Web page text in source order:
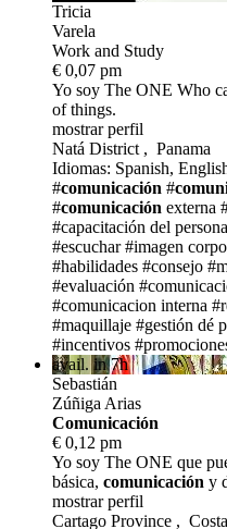
Tricia
Varela
Work and Study
€ 0,07 pm
Yo soy The ONE Who
of things.
mostrar perfil
Natá District , Panama
Idiomas: Spanish,
#comunicación #
#comunicación externa
#capacitación del
#escuchar #imagen
#habilidades #consejo
#evaluación
#comunicacion interna
#maquillaje #gestión dé
#incentivos
avail. in 7h
Sebastián
Zúñiga Arias
Comunicación
€ 0,12 pm
Yo soy The ONE que
básica, comunicación y
mostrar perfil
Cartago Province ,